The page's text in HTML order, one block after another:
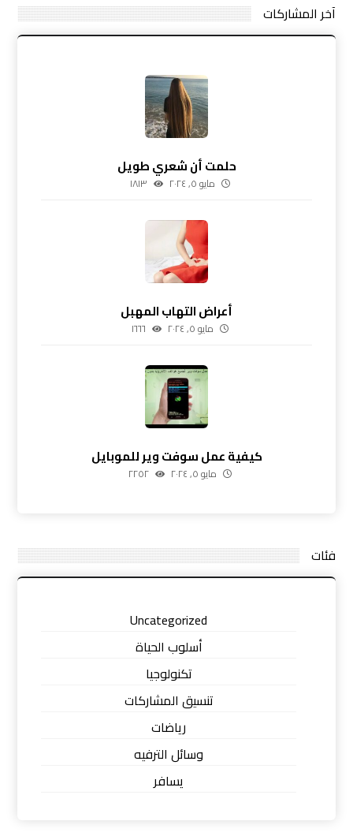
آخر المشاركات
حلمت أن شعري طويل
مايو ٥, ٢٠٢٤ ١٨١٣
أعراض التهاب المهبل
مايو ٥, ٢٠٢٤ ١٦٦٦
كيفية عمل سوفت وير للموبايل
مايو ٥, ٢٠٢٤ ٢٢٥٢
فئات
Uncategorized
أسلوب الحياة
تكنولوجيا
تنسيق المشاركات
رياضات
وسائل الترفيه
يسافر